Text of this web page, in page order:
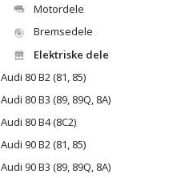
Motordele
Bremsedele
Elektriske dele
Audi 80 B2 (81, 85)
Audi 80 B3 (89, 89Q, 8A)
Audi 80 B4 (8C2)
Audi 90 B2 (81, 85)
Audi 90 B3 (89, 89Q, 8A)